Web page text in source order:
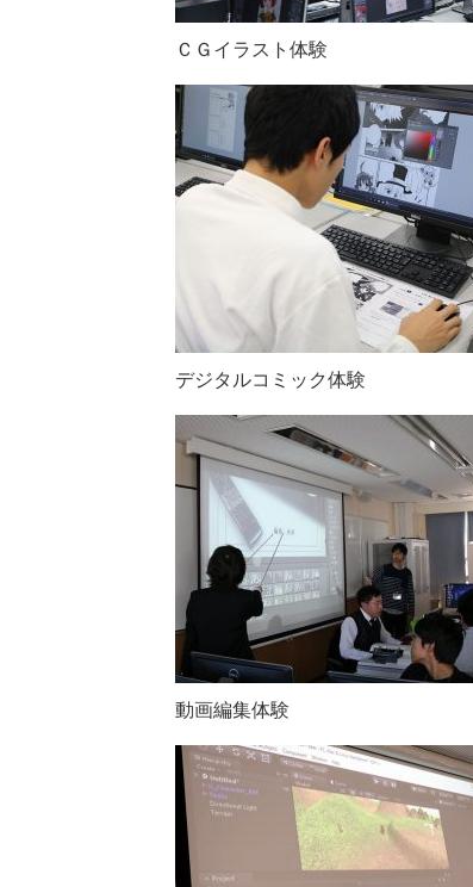
ＣＧイラスト体験
デジタルコミック体験
動画編集体験